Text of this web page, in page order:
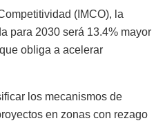
(IMCO), la
para 2030 será 13.4% mayor
obliga a acelerar
los mecanismos de
en zonas con rezago